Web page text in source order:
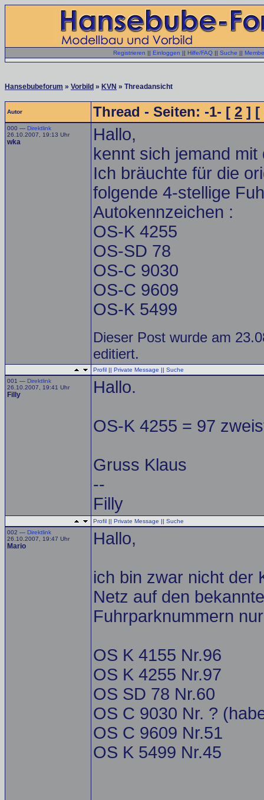
Registrieren || Einloggen || Hilfe/FAQ || Suche ||
Hansebubeforum » Vorbild » KVN » Threadansicht
Autor Thread - Seiten: -1- [ 2 ] [
000 — Direktlink
26.10.2007, 19:13 Uhr
wka
Hallo,
kennt sich jemand
Ich bräuchte für die
folgende 4-stellige
Autokennzeichen :
OS-K 4255
OS-SD 78
OS-C 9030
OS-C 9609
OS-K 5499
Dieser Post wurde am
editiert.
Profil || Private Message || Suche
001 — Direktlink
26.10.2007, 19:41 Uhr
Filly Hallo.
OS-K 4255 = 97
Gruss Klaus
--
Filly
Profil || Private Message || Suche
002 — Direktlink
26.10.2007, 19:47 Uhr
Mario Hallo,
ich bin zwar nicht der
Netz auf den
Fuhrparknummern
OS K 4155 Nr.96
OS K 4255 Nr.97
OS SD 78 Nr.60
OS C 9030 Nr. ?
OS C 9609 Nr.51
OS K 5499 Nr.45